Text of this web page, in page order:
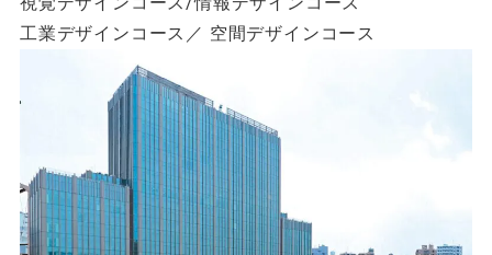
工業デザインコース／ 空間デザインコース